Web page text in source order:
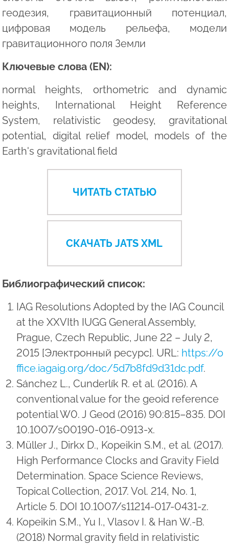
геодезия, гравитационный потенциал,
цифровая модель рельефа, модели
гравитационного поля Земли
Ключевые слова (EN):
normal heights, orthometric and dynamic
heights, International Height Reference
System, relativistic geodesy, gravitational
potential, digital relief model, models of the
Earth's gravitational field
ЧИТАТЬ СТАТЬЮ
СКАЧАТЬ JATS XML
Библиографический список:
IAG Resolutions Adopted by the IAG Council
at the XXVIth IUGG General Assembly,
Prague, Czech Republic, June 22 – July 2,
2015 [Электронный ресурс]. URL: https://o
ffice.iagaig.org/doc/5d7b8fd9d31dc.pdf.
Sánchez L., Cunderlík R. et al. (2016). A
conventional value for the geoid reference
potential W0. J Geod (2016) 90:815–835. DOI
10.1007/s00190-016-0913-x.
Müller J., Dirkx D., Kopeikin S.M., et al. (2017).
High Performance Clocks and Gravity Field
Determination. Space Science Reviews,
Topical Collection, 2017. Vol. 214, No. 1,
Article 5. DOI 10.1007/s11214-017-0431-z.
Kopeikin S.M., Yu I., Vlasov I. & Han W.-B.
(2018) Normal gravity field in relativistic